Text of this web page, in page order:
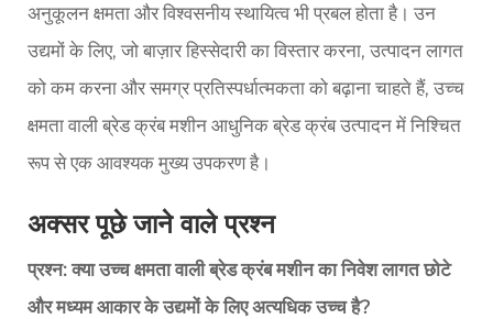
अनुकूलन क्षमता और विश्वसनीय स्थायित्व भी प्रबल होता है। उन
उद्यमों के लिए, जो बाज़ार हिस्सेदारी का विस्तार करना, उत्पादन लागत
को कम करना और समग्र प्रतिस्पर्धात्मकता को बढ़ाना चाहते हैं, उच्च
क्षमता वाली ब्रेड क्रंब मशीन आधुनिक ब्रेड क्रंब उत्पादन में निश्चित
रूप से एक आवश्यक मुख्य उपकरण है।
अक्सर पूछे जाने वाले प्रश्न
प्रश्न: क्या उच्च क्षमता वाली ब्रेड क्रंब मशीन का निवेश लागत छोटे
और मध्यम आकार के उद्यमों के लिए अत्यधिक उच्च है?